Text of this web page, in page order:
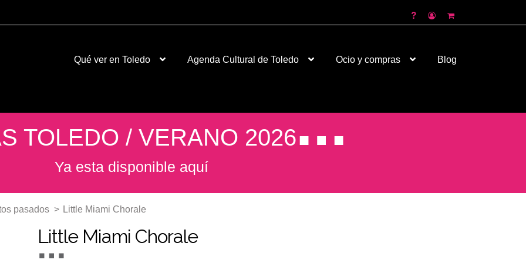
Qué ver en Toledo Agenda Cultural de Toledo Ocio y compras Blog
TOLEDO / VERANO 2026
Ya esta disponible aquí
pasados > Little Miami Chorale
Little Miami Chorale